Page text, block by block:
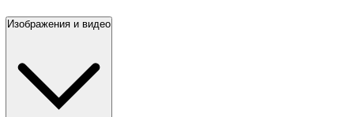
Изображения и видео